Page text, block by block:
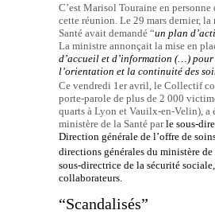
C’est Marisol Touraine en
cette réunion. Le 29 mars dernier, la
Santé avait demandé “un plan
La ministre annonçait la mise en
d’accueil et d’information (…) pour
l’orientation et la continuité des
Ce vendredi 1er avril, le Collectif
porte-parole de plus de 2 000
quarts à Lyon et Vauilx-en-Velin), a
ministère de la Santé parle sous-
Direction générale de l’offre de
directions générales du ministère de
sous-directrice de la sécurité
collaborateurs.
“Scandalisés”